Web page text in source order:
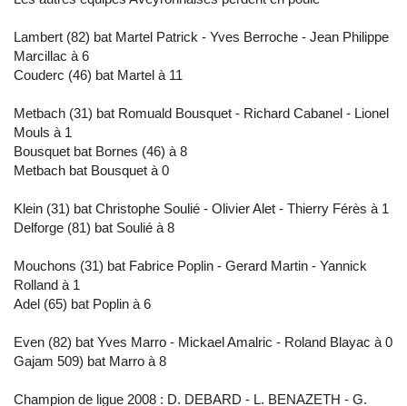
Lambert (82) bat Martel Patrick - Yves Berroche - Jean Philippe
Marcillac à 6
Couderc (46) bat Martel à 11
Metbach (31) bat Romuald Bousquet - Richard Cabanel - Lionel
Mouls à 1
Bousquet bat Bornes (46) à 8
Metbach bat Bousquet à 0
Klein (31) bat Christophe Soulié - Olivier Alet - Thierry Férès à 1
Delforge (81) bat Soulié à 8
Mouchons (31) bat Fabrice Poplin - Gerard Martin - Yannick
Rolland à 1
Adel (65) bat Poplin à 6
Even (82) bat Yves Marro - Mickael Amalric - Roland Blayac à 0
Gajam 509) bat Marro à 8
Champion de ligue 2008 : D. DEBARD - L. BENAZETH - G.